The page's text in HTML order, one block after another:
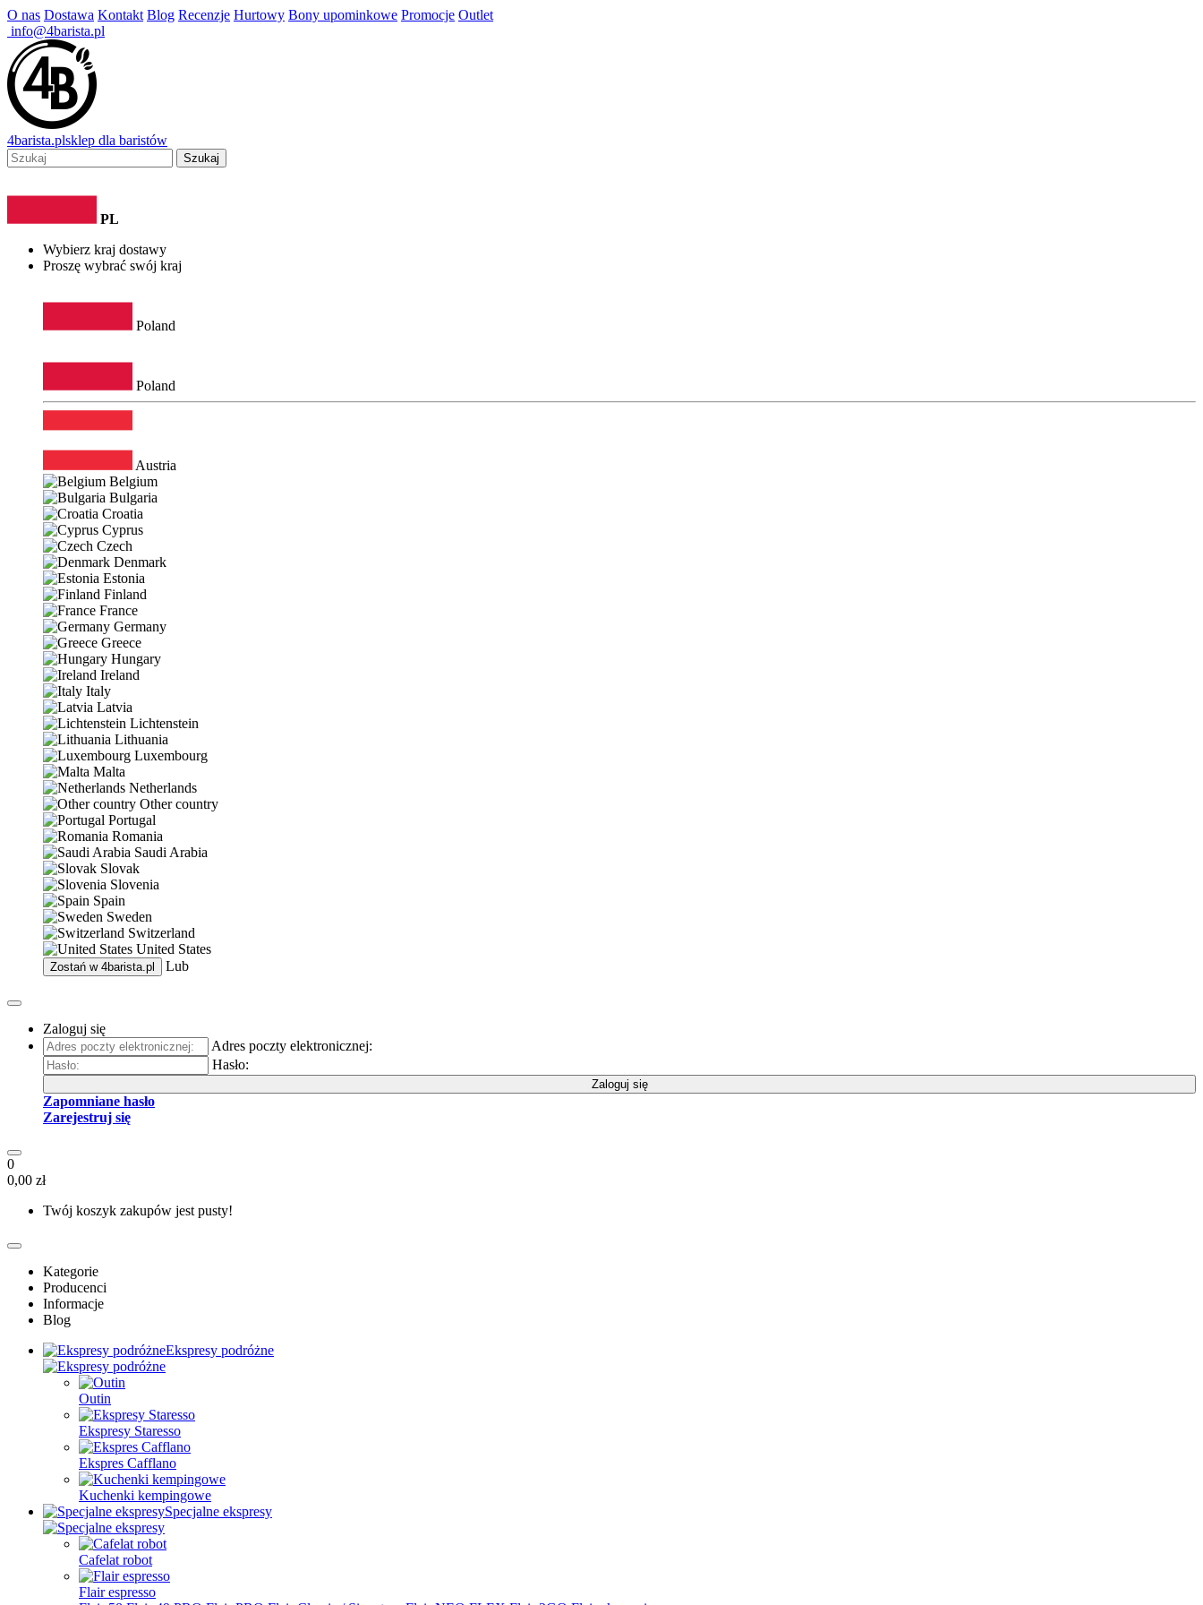
O nas Dostawa Kontakt Blog Recenzje Hurtowy Bony upominkowe Promocje Outlet
info@4barista.pl
4barista.plsklep dla baristów
Szukaj
PL
Wybierz kraj dostawy
Proszę wybrać swój kraj
Poland
Poland
Austria
Belgium
Bulgaria
Croatia
Cyprus
Czech
Denmark
Estonia
Finland
France
Germany
Greece
Hungary
Ireland
Italy
Latvia
Lichtenstein
Lithuania
Luxembourg
Malta
Netherlands
Other country
Portugal
Romania
Saudi Arabia
Slovak
Slovenia
Spain
Sweden
Switzerland
United States
Zostań w 4barista.pl Lub
Zaloguj się
Adres poczty elektronicznej:
Hasło:
Zaloguj się
Zapomniane hasło
Zarejestruj się
0
0,00 zł
Twój koszyk zakupów jest pusty!
Kategorie
Producenci
Informacje
Blog
Ekspresy podróżne
Outin
Ekspresy Staresso
Ekspres Cafflano
Kuchenki kempingowe
Specjalne ekspresy
Cafelat robot
Flair espresso